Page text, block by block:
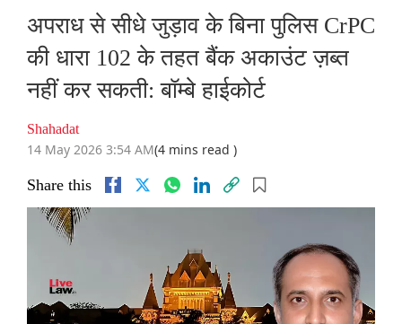
अपराध से सीधे जुड़ाव के बिना पुलिस CrPC
की धारा 102 के तहत बैंक अकाउंट ज़ब्त
नहीं कर सकती: बॉम्बे हाईकोर्ट
Shahadat
14 May 2026 3:54 AM(4 mins read )
Share this